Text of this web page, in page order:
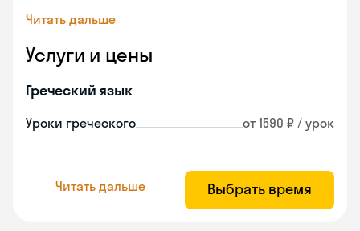
Читать дальше
Услуги и цены
Греческий язык
Уроки греческого от 1590 ₽ / урок
Читать дальше Выбрать время